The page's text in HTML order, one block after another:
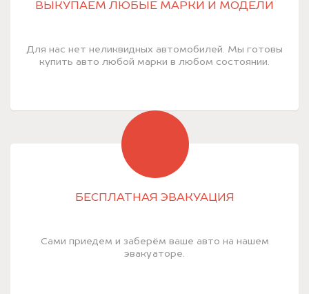
ВЫКУПАЕМ ЛЮБЫЕ МАРКИ И МОДЕЛИ
Для нас нет неликвидных автомобилей. Мы готовы
купить авто любой марки в любом состоянии.
БЕСПЛАТНАЯ ЭВАКУАЦИЯ
Сами приедем и заберём ваше авто на нашем
эвакуаторе.